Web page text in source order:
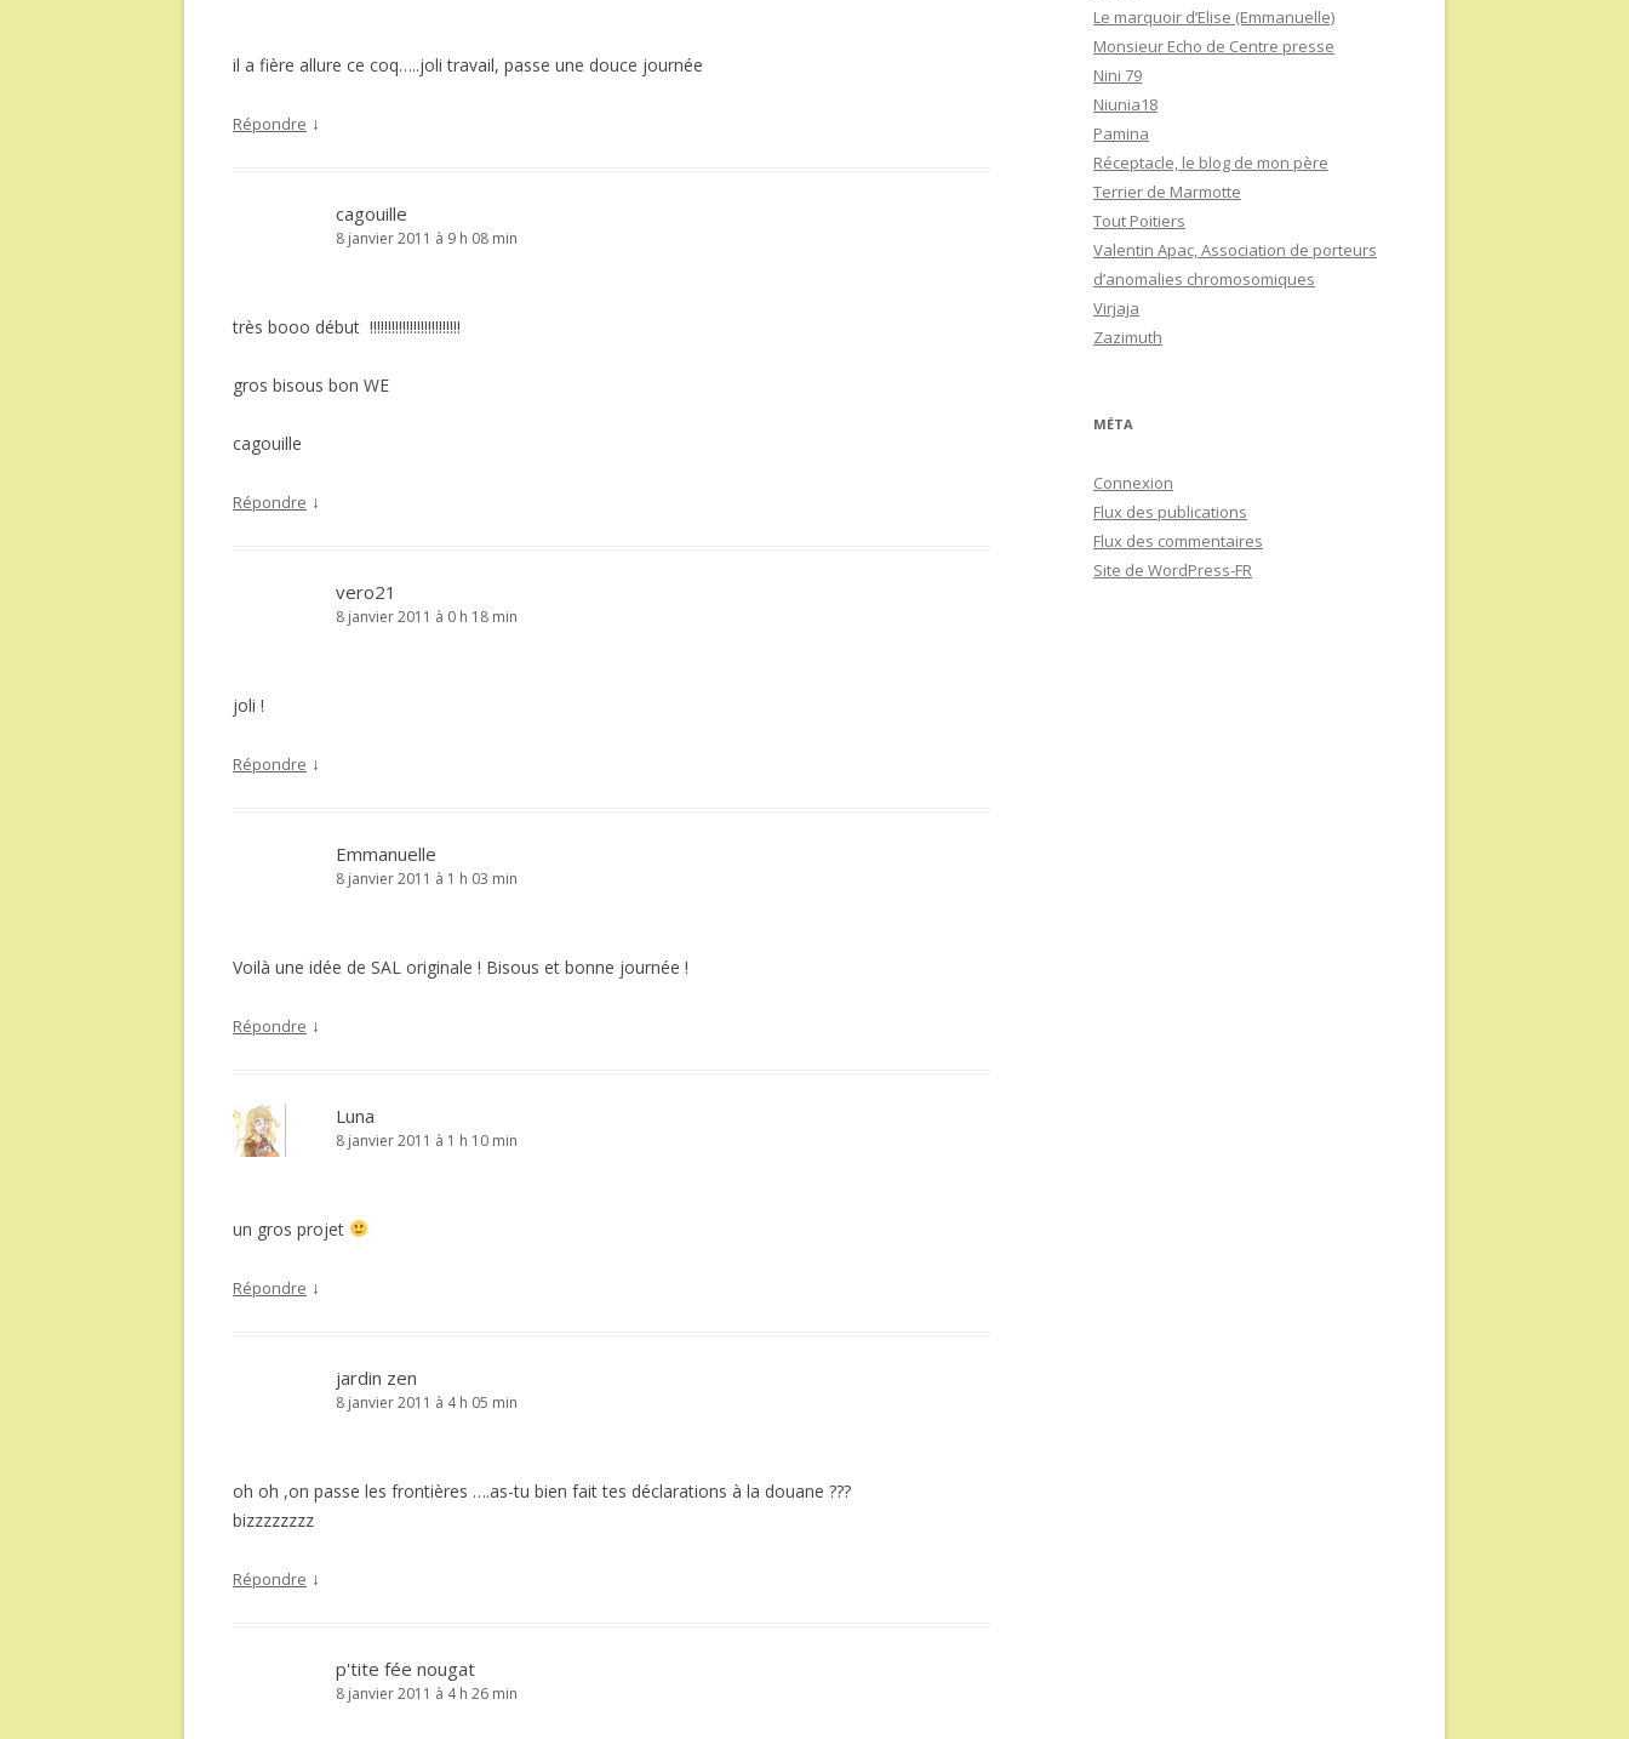
il a fière allure ce coq…..joli travail, passe une douce journée
Répondre ↓
cagouille
8 janvier 2011 à 9 h 08 min
très booo début !!!!!!!!!!!!!!!!!!!!!!!!!
gros bisous bon WE
cagouille
Répondre ↓
vero21
8 janvier 2011 à 0 h 18 min
joli !
Répondre ↓
Emmanuelle
8 janvier 2011 à 1 h 03 min
Voilà une idée de SAL originale ! Bisous et bonne journée !
Répondre ↓
Luna
8 janvier 2011 à 1 h 10 min
un gros projet
Répondre ↓
jardin zen
8 janvier 2011 à 4 h 05 min
oh oh ,on passe les frontières ….as-tu bien fait tes déclarations à la douane ???
bizzzzzzzz
Répondre ↓
p'tite fée nougat
8 janvier 2011 à 4 h 26 min
Le marquoir d’Elise (Emmanuelle)
Monsieur Echo de Centre presse
Nini 79
Niunia18
Pamina
Réceptacle, le blog de mon père
Terrier de Marmotte
Tout Poitiers
Valentin Apac, Association de porteurs
d’anomalies chromosomiques
Virjaja
Zazimuth
MÉTA
Connexion
Flux des publications
Flux des commentaires
Site de WordPress-FR